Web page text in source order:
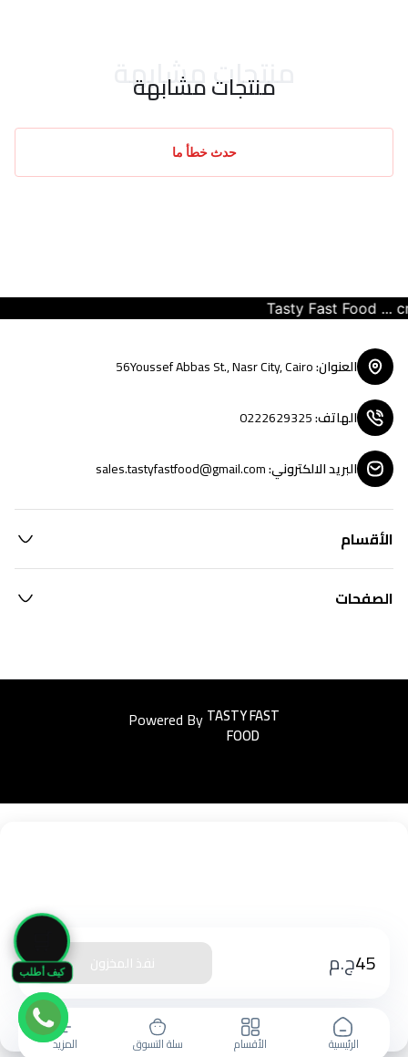
كيف أطلب
منتجات مشابهة
منتجات مشابهة
حدث خطأ ما
45ج.م نفذ المخزون
الرئيسية الأقسام سلة التسوق المزيد
Tasty Fast Food ...
العنوان:
56Youssef Abbas St., Nasr City, Cairo
الهاتف:
0222629325
البريد الالكتروني:
sales.tastyfastfood@gmail.com
الأقسام
الصفحات
Powered ByEasyorders